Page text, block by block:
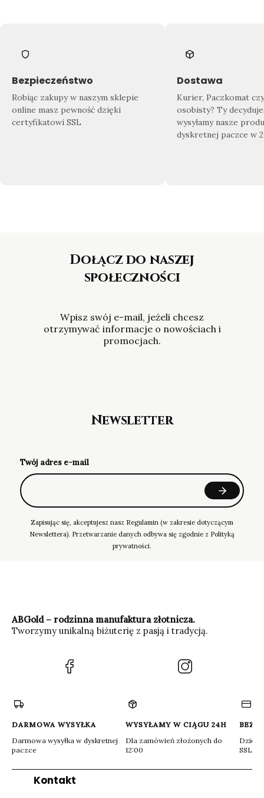
Znajdź swój wymarzony produkt
Sprawdź co dla Ciebie przygotowaliśmy!
Naszabogata oferta biżuterii
sprosta
nawet najbardziej wymagającym
Klientom.
Bezpieczeństwo
Robiąc zakupy w naszym sklepie
online masz pewność dzięki
certyfikatowi SSL
Dostawa
Kurier, Paczkomat
osobisty? Ty
wysyłamy nasze
dyskretnej paczce w
Dołącz do naszej
społeczności
Wpisz swój e-mail, jeżeli chcesz
otrzymywać informacje o nowościach i
promocjach.
Newsletter
Twój adres e-mail
Zapisując się, akceptujesz nasz Regulamin (w zakresie dotyczącym
Newslettera). Przetwarzanie danych odbywa się zgodnie z Polityką
prywatności.
ABGold – rodzinna manufaktura złotnicza.
Tworzymy unikalną biżuterię z pasją i tradycją.
(Otwiera
się
DARMOWA WYSYŁKA
Darmowa wysyłka w dyskretnej
paczce
WYSYŁAMY W CIĄGU 24H
Dla zamówień złożonych do
12:00
Dzięki
SSL
Kontakt